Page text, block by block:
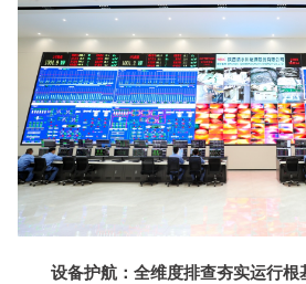
设备护航：全维度排查夯实运行根